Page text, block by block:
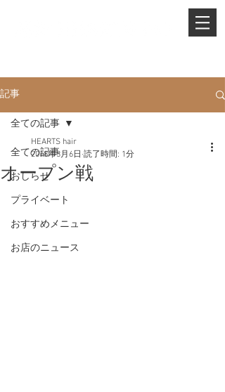
記事
全ての記事
おしらせ
プライベート
おすすめメニュー
お店のニュース
全ての記事
オープン戦
HEARTS hair
2018年3月6日 読了時間: 1分